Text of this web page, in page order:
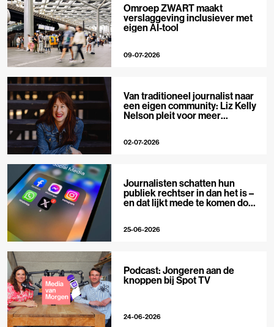
Omroep ZWART maakt
verslaggeving inclusiever met
eigen AI-tool
09-07-2026
Van traditioneel journalist naar
een eigen community: Liz Kelly
Nelson pleit voor meer
02-07-2026
Journalisten schatten hun
publiek rechtser in dan het is –
en dat lijkt mede te komen door
25-06-2026
Podcast: Jongeren aan de
knoppen bij Spot TV
24-06-2026